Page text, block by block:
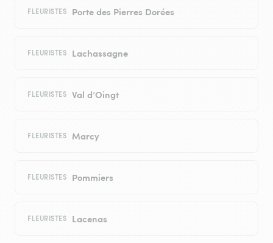
FLEURISTES Porte des Pierres Dorées
FLEURISTES Lachassagne
FLEURISTES Val d’Oingt
FLEURISTES Marcy
FLEURISTES Pommiers
FLEURISTES Lacenas